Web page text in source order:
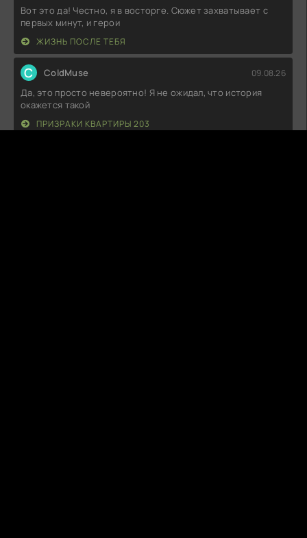
Вот это да! Честно, я в восторге. Сюжет захватывает с
первых минут, и герои
ЖИЗНЬ ПОСЛЕ ТЕБЯ
C ColdMuse 09.08.26
Да, это просто невероятно! Я не ожидал, что история
окажется такой
ПРИЗРАКИ КВАРТИРЫ 203